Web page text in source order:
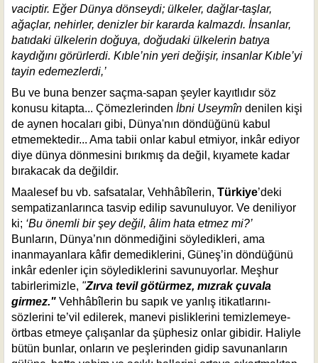
vaciptir. Eğer Dünya dönseydi; ülkeler, dağlar-taşlar,
ağaçlar, nehirler, denizler bir kararda kalmazdı. İnsanlar,
batıdaki ülkelerin doğuya, doğudaki ülkelerin batıya
kaydığını görürlerdi. Kıble’nin yeri değişir, insanlar Kıble’yi
tayin edemezlerdi,’
Bu ve buna benzer saçma-sapan şeyler kayıtlıdır söz
konusu kitapta... Çömezlerinden İbni Useymîn denilen kişi
de aynen hocaları gibi, Dünya'nın döndüğünü kabul
etmemektedir... Ama tabii onlar kabul etmiyor, inkâr ediyor
diye dünya dönmesini bırıkmış da değil, kıyamete kadar
bırakacak da değildir.
Maalesef bu vb. safsatalar, Vehhâbîlerin, Türkiye’deki
sempatizanlarınca tasvip edilip savunuluyor. Ve deniliyor
ki; ‘Bu önemli bir şey değil, âlim hata etmez mi?’
Bunların, Dünya’nın dönmediğini söyledikleri, ama
inanmayanlara kâfir demediklerini, Güneş’in döndüğünü
inkâr edenler için söylediklerini savunuyorlar. Meşhur
tabirlerimizle, "Zırva tevil götürmez, mızrak çuvala
girmez." Vehhâbîlerin bu sapık ve yanlış itikatlarını-
sözlerini te’vil edilerek, manevi pisliklerini temizlemeye-
örtbas etmeye çalışanlar da şüphesiz onlar gibidir. Haliyle
bütün bunlar, onların ve peşlerinden gidip savunanların